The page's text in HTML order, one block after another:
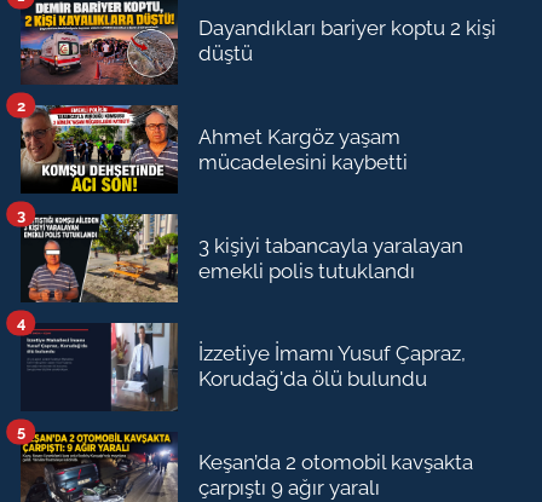
Dayandıkları bariyer koptu 2 kişi
düştü
Ahmet Kargöz yaşam
mücadelesini kaybetti
2
3 kişiyi tabancayla yaralayan
emekli polis tutuklandı
3
İzzetiye İmamı Yusuf Çapraz,
Korudağ'da ölü bulundu
4
Keşan’da 2 otomobil kavşakta
çarpıştı 9 ağır yaralı
5